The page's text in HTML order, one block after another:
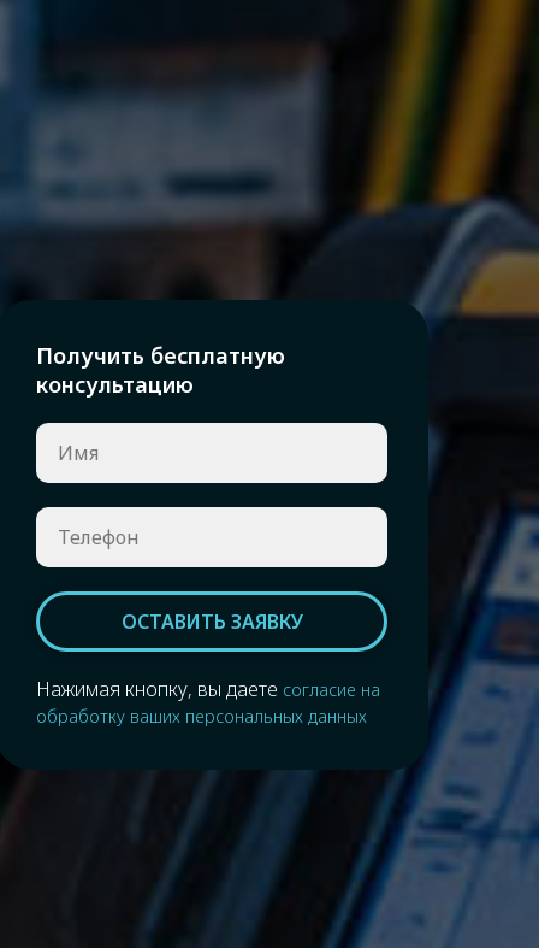
Получить бесплатную
консультацию
ОСТАВИТЬ ЗАЯВКУ
Нажимая кнопку, вы даете согласие на
обработку ваших персональных данных